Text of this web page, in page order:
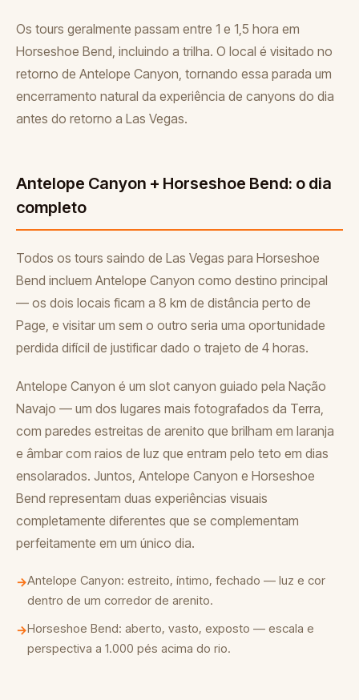
Os tours geralmente passam entre 1 e 1,5 hora em
Horseshoe Bend, incluindo a trilha. O local é visitado no
retorno de Antelope Canyon, tornando essa parada um
encerramento natural da experiência de canyons do dia
antes do retorno a Las Vegas.
Antelope Canyon + Horseshoe Bend: o dia
completo
Todos os tours saindo de Las Vegas para Horseshoe
Bend incluem Antelope Canyon como destino principal
— os dois locais ficam a 8 km de distância perto de
Page, e visitar um sem o outro seria uma oportunidade
perdida difícil de justificar dado o trajeto de 4 horas.
Antelope Canyon é um slot canyon guiado pela Nação
Navajo — um dos lugares mais fotografados da Terra,
com paredes estreitas de arenito que brilham em laranja
e âmbar com raios de luz que entram pelo teto em dias
ensolarados. Juntos, Antelope Canyon e Horseshoe
Bend representam duas experiências visuais
completamente diferentes que se complementam
perfeitamente em um único dia.
→Antelope Canyon: estreito, íntimo, fechado — luz e cor
dentro de um corredor de arenito.
→Horseshoe Bend: aberto, vasto, exposto — escala e
perspectiva a 1.000 pés acima do rio.